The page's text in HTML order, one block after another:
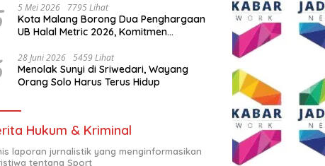
5 Mei 2026 7795 Lihat
Kota Malang Borong Dua Penghargaan
UB Halal Metric 2026, Komitmen
28 Juni 2026 5459 Lihat
Menolak Sunyi di Sriwedari, Wayang
Orang Solo Harus Terus Hidup
Hukum & Kriminal
laporan jurnalistik yang menginformasikan
tentang Sport